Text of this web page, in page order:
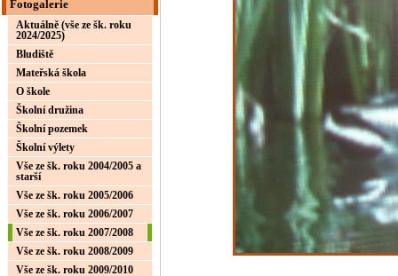
Fotogalerie
Aktuálně (vše ze šk. roku
2024/2025)
Bludiště
Mateřská škola
O škole
Školní družina
Školní pozemek
Školní výlety
Vše ze šk. roku 2004/2005 a
starší
Vše ze šk. roku 2005/2006
Vše ze šk. roku 2006/2007
Vše ze šk. roku 2007/2008
Vše ze šk. roku 2008/2009
Vše ze šk. roku 2009/2010